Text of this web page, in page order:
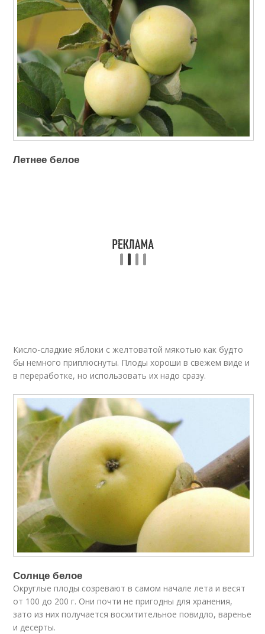
Летнее белое
Кисло-сладкие яблоки с желтоватой мякотью как будто
бы немного приплюснуты. Плоды хороши в свежем виде и
в переработке, но использовать их надо сразу.
Солнце белое
Округлые плоды созревают в самом начале лета и весят
от 100 до 200 г. Они почти не пригодны для хранения,
зато из них получается восхитительное повидло, варенье
и десерты.